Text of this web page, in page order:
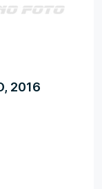
2016